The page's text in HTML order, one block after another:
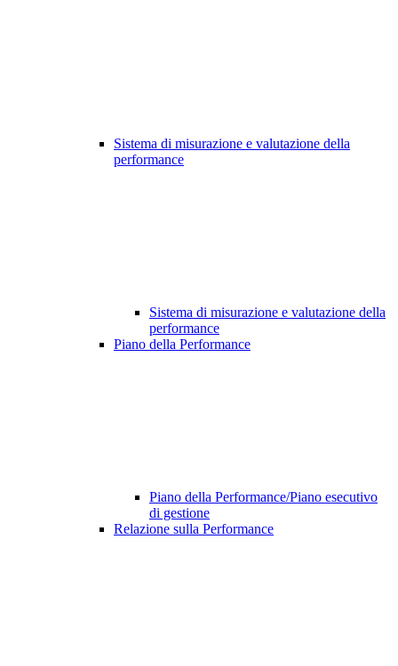
Sistema di misurazione e valutazione della
performance
Sistema di misurazione e valutazione della
performance
Piano della Performance
Piano della Performance/Piano esecutivo
di gestione
Relazione sulla Performance